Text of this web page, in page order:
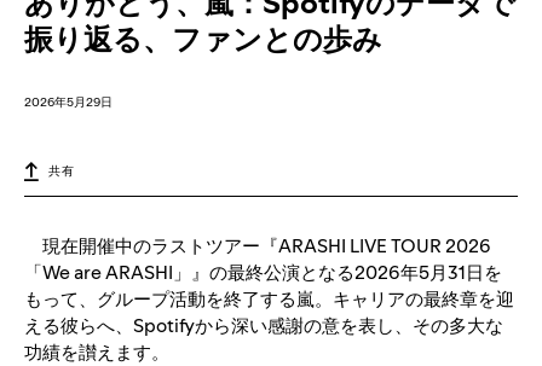
振り返る、ファンとの歩み
2026年5月29日
共有
現在開催中のラストツアー『ARASHI LIVE TOUR 2026
「We are ARASHI」』の最終公演となる2026年5月31日を
もって、グループ活動を終了する嵐。キャリアの最終章を迎
える彼らへ、Spotifyから深い感謝の意を表し、その多大な
功績を讃えます。